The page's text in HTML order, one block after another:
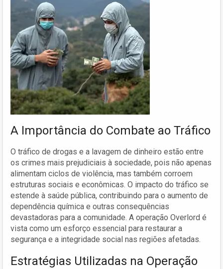
A Importância do Combate ao Tráfico
O tráfico de drogas e a lavagem de dinheiro estão entre
os crimes mais prejudiciais à sociedade, pois não apenas
alimentam ciclos de violência, mas também corroem
estruturas sociais e econômicas. O impacto do tráfico se
estende à saúde pública, contribuindo para o aumento de
dependência química e outras consequências
devastadoras para a comunidade. A operação Overlord é
vista como um esforço essencial para restaurar a
segurança e a integridade social nas regiões afetadas.
Estratégias Utilizadas na Operação